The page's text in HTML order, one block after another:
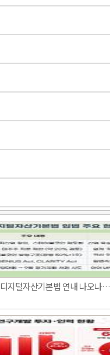
디지털자산기본법 연내 나오나…